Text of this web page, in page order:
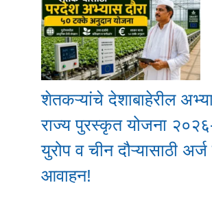
शेतकऱ्यांचे देशाबाहेरील
राज्य पुरस्कृत योजना
युरोप व चीन दौऱ्यासाठी
आवाहन!